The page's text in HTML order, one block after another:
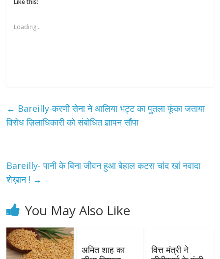
Loading...
← Bareilly-करणी सेना ने आलिया भट्ट का पुतला फूंका जताया
विरोध ज़िलाधिकारी को संबोधित ज्ञापन सौंपा
Bareilly- पानी के बिना जीवन हुआ बेहाल कटरा चांद खां नवादा
शेख़ान ! →
You May Also Like
अमित शाह का
वित्त मंत्री ने